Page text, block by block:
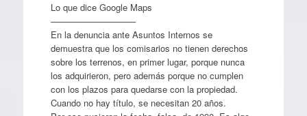
Lo que dice Google Maps
—————————–
En la denuncia ante Asuntos Internos se
demuestra que los comisarios no tienen derechos
sobre los terrenos, en primer lugar, porque nunca
los adquirieron, pero además porque no cumplen
con los plazos para quedarse con la propiedad.
Cuando no hay título, se necesitan 20 años.